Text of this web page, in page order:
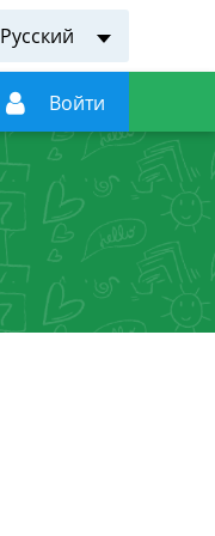
Русский
 Войти